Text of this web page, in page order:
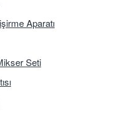
Aparatı
Seti